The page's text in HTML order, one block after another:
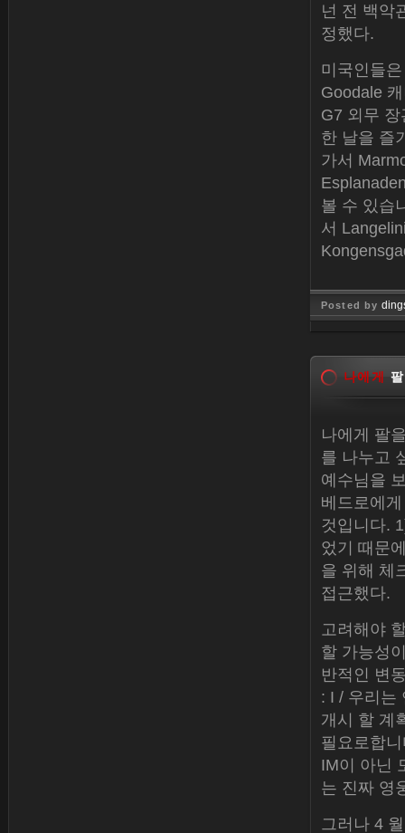
넌 전 백악
정했다.
미국인들
Goodale
G7 외무
한 날을 즐
가서
볼 수 있습
서
Posted by
나에게
나에게 팔
를 나누고
예수님을
베드로에
것입니다.
었기 때문
을 위해 체
접근했다.
고려해야
할 가능성
반적인 변
: I / 우리는
개시 할 계
필요로합
IM이 아닌
는 진짜 영
그러나 4